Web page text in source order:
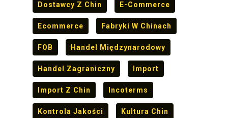
Dostawcy Z Chin E-Commerce
Ecommerce Fabryki W Chinach
FOB Handel Międzynarodowy
Handel Zagraniczny Import
Import Z Chin Incoterms
Kontrola Jakości Kultura Chin